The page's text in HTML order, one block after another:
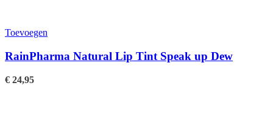
Toevoegen
RainPharma Natural Lip Tint Speak up Dew
€ 24,95